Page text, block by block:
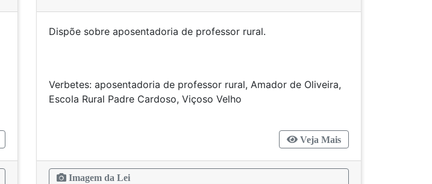
Dispõe sobre aposentadoria de professor rural.
Verbetes: aposentadoria de professor rural, Amador de Oliveira,
Escola Rural Padre Cardoso, Viçoso Velho
Veja Mais
Imagem da Lei